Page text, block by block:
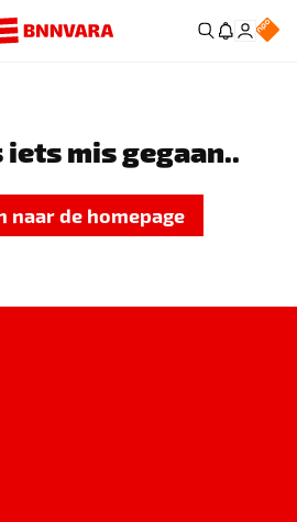
iets mis gegaan..
naar de homepage